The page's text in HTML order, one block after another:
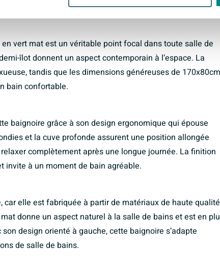
vert mat est un véritable point focal dans toute salle de
îlot donnent un aspect contemporain à l’espace. La
tandis que les dimensions généreuses de 170x80cm
bain confortable.
baignoire grâce à son design ergonomique qui épouse
et la cuve profonde assurent une position allongée
complètement après une longue journée. La finition
invite à un moment de bain agréable.
elle est fabriquée à partir de matériaux de haute qualité
donne un aspect naturel à la salle de bains et est en
design orienté à gauche, cette baignoire s’adapte
de salle de bains.